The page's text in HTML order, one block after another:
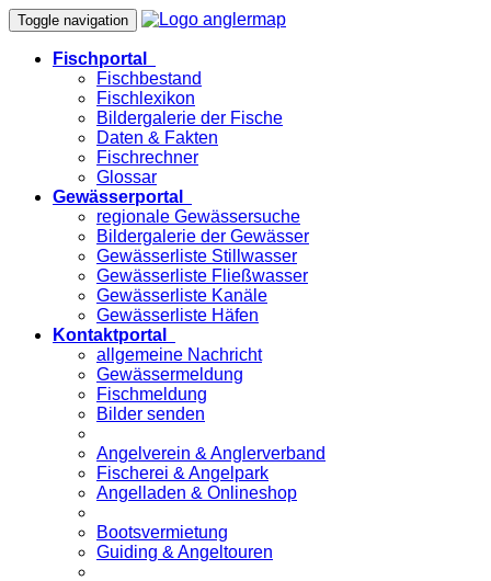
Toggle navigation
Fischportal
Fischbestand
Fischlexikon
Bildergalerie der Fische
Daten & Fakten
Fischrechner
Glossar
Gewässerportal
regionale Gewässersuche
Bildergalerie der Gewässer
Gewässerliste Stillwasser
Gewässerliste Fließwasser
Gewässerliste Kanäle
Gewässerliste Häfen
Kontaktportal
allgemeine Nachricht
Gewässermeldung
Fischmeldung
Bilder senden
Angelverein & Anglerverband
Fischerei & Angelpark
Angelladen & Onlineshop
Bootsvermietung
Guiding & Angeltouren